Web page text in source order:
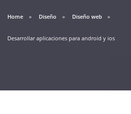
Home Diseño Diseño web
Desarrollar aplicaciones para android y ios